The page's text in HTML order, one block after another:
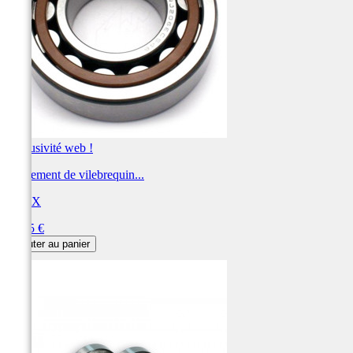
Exclusivité web !
Roulement de vilebrequin...
PROX
61,95 €
Ajouter au panier